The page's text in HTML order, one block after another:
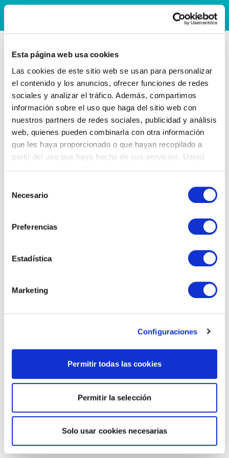
Esta página web usa cookies
Las cookies de este sitio web se usan para personalizar
el contenido y los anuncios, ofrecer funciones de redes
sociales y analizar el tráfico. Además, compartimos
información sobre el uso que haga del sitio web con
nuestros partners de redes sociales, publicidad y análisis
web, quienes pueden combinarla con otra información
que les haya proporcionado o que hayan recopilado a
partir del uso que haya hecho de sus servicios. Usted
Necesario
Preferencias
Estadística
Marketing
Configuraciones
Permitir todas las cookies
Permitir la selección
Solo usar cookies necesarias